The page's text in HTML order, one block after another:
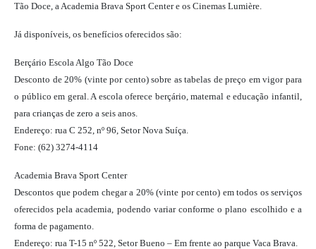
Tão Doce, a Academia Brava Sport Center e os Cinemas Lumière.
Já disponíveis, os benefícios oferecidos são:
Berçário Escola Algo Tão Doce
Desconto de 20% (vinte por cento) sobre as tabelas de preço em vigor para
o público em geral. A escola oferece berçário, maternal e educação infantil,
para crianças de zero a seis anos.
Endereço: rua C 252, nº 96, Setor Nova Suíça.
Fone: (62) 3274-4114
Academia Brava Sport Center
Descontos que podem chegar a 20% (vinte por cento) em todos os serviços
oferecidos pela academia, podendo variar conforme o plano escolhido e a
forma de pagamento.
Endereço: rua T-15 nº 522, Setor Bueno – Em frente ao parque Vaca Brava.